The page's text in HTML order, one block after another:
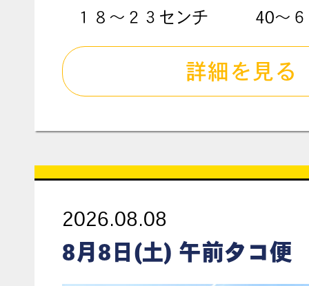
１８〜２３センチ 40〜
詳細を見る
2026.08.08
8月8日(土) 午前タコ便